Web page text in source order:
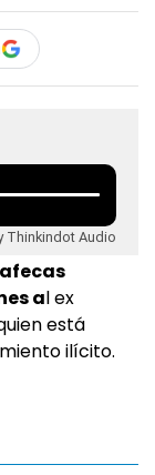
Thinkindot Audio
al ex
está
ilícito.